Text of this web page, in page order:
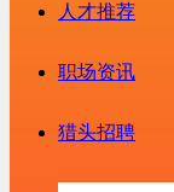
人才推荐
职场资讯
猎头招聘